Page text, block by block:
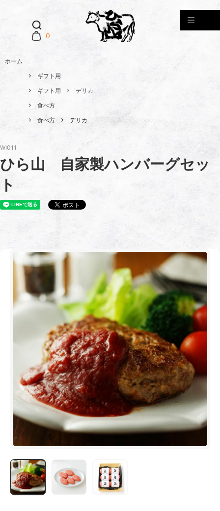
0
ホーム
ギフト用
ギフト用
デリカ
食べ方
食べ方
デリカ
WI011
ひら山 自家製ハンバーグセッ
ト